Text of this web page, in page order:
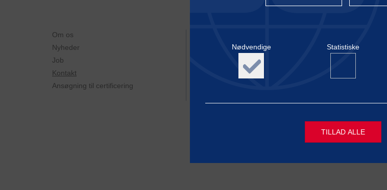
Om os
Nyheder
Job
Kontakt
Ansøgning til certificering
Herstedøstervej 27D, Unit A
2620 Albertslund
CVR. nr. 38 52 66 77
Nødvendige Statistiske
TILLAD ALLE